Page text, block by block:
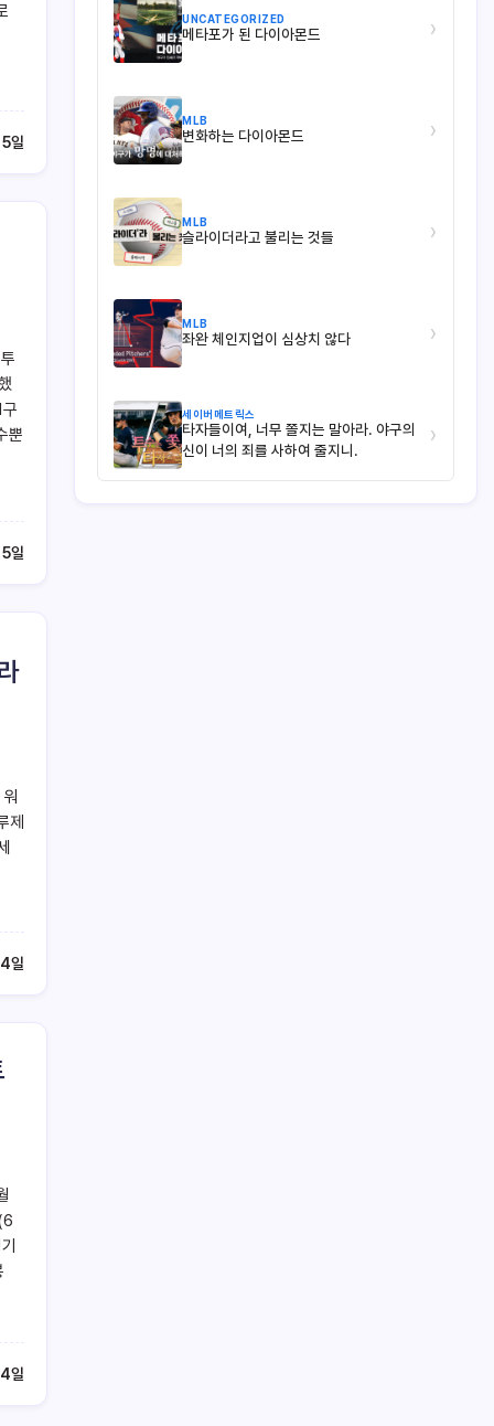
일
뿐
일
제
일
일
UNCATEGORIZED
메타포가 된 다이아몬드 ›
MLB
변화하는 다이아몬드 ›
MLB
슬라이더라고 불리는 것들 ›
MLB
좌완 체인지업이 심상치 않다 ›
세이버메트릭스
타자들이여, 너무 쫄지는 말아라. 야구의
신이 너의 죄를 사하여 줄지니.
›